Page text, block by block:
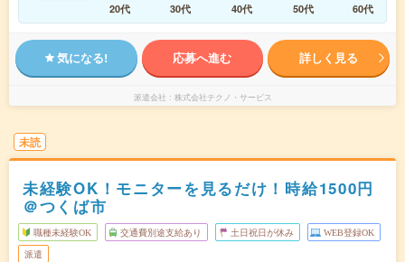
20代
30代 40代 50代 60代
気になる! 応募へ進む 詳しく見る
派遣会社 株式会社テクノ・サービス
未読
未経験OK！モニターを見るだけ！時給1500円
＠つくば市
職種未経験OK 交通費別途支給あり 土日祝日が休み WEB登録OK
派遣